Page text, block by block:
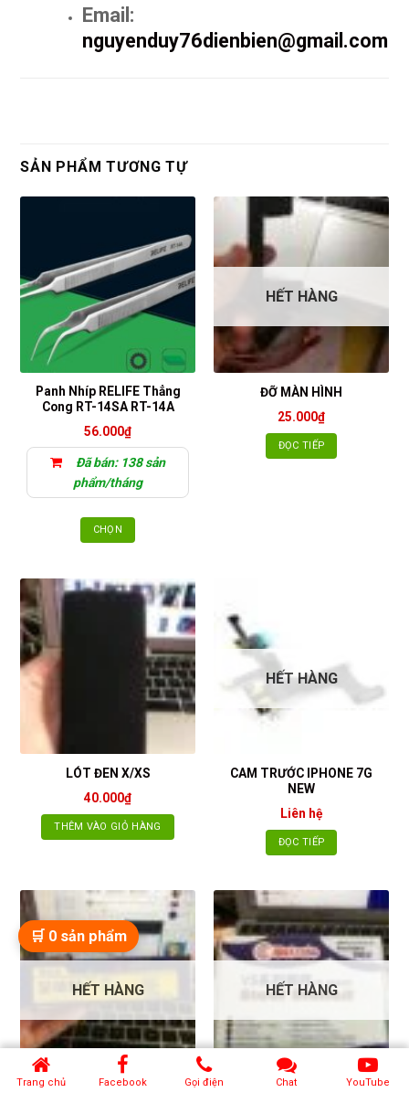
Email:
nguyenduy76dienbien@gmail.com
SẢN PHẨM TƯƠNG TỰ
Panh Nhíp RELIFE Thẳng
Cong RT-14SA RT-14A
56.000₫
Đã bán: 138 sản
phẩm/tháng
CHỌN
này
được
chọn
trên
trang
HẾT HÀNG
ĐỠ MÀN HÌNH
25.000₫
ĐỌC TIẾP
LÓT ĐEN X/XS
40.000₫
THÊM VÀO GIỎ HÀNG
HẾT HÀNG
CAM TRƯỚC IPHONE 7G
NEW
Liên hệ
ĐỌC TIẾP
HẾT HÀNG
KEO ĐA NĂNG
HẾT HÀNG
LÓT NAM CHÂM HÍT ỐC 6G
Trang chủ Facebook Gọi điện Chat YouTube
🛒 0 sản phẩm